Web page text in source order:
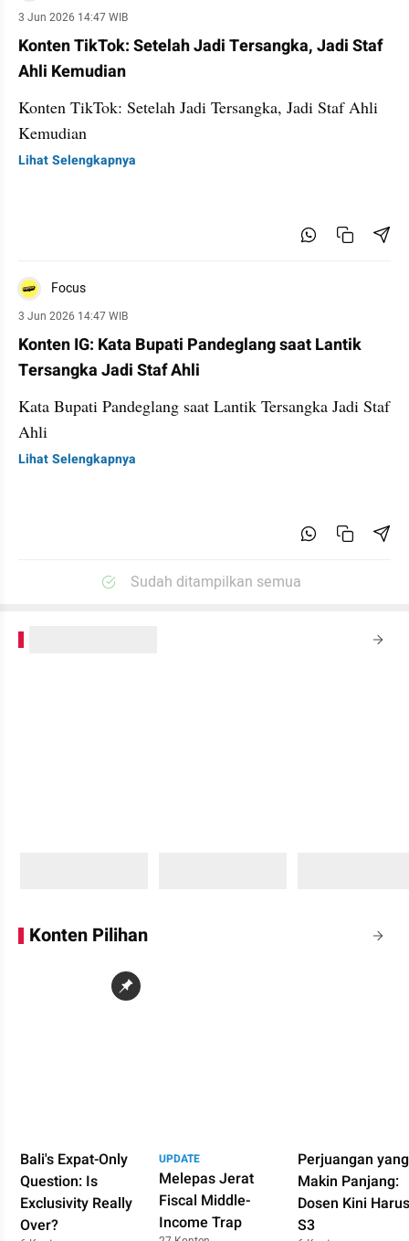
3 Jun 2026 14:47 WIB
Konten TikTok: Setelah Jadi Tersangka, Jadi Staf
Ahli Kemudian
Konten TikTok: Setelah Jadi Tersangka, Jadi Staf Ahli
Kemudian
Lihat Selengkapnya
Focus
3 Jun 2026 14:47 WIB
Konten IG: Kata Bupati Pandeglang saat Lantik
Tersangka Jadi Staf Ahli
Kata Bupati Pandeglang saat Lantik Tersangka Jadi Staf
Ahli
Lihat Selengkapnya
Sudah ditampilkan semua
Konten Pilihan
Bali's Expat-Only
Question: Is
Exclusivity Really
Over?
UPDATE
Melepas Jerat
Fiscal Middle-
Income Trap
Perjuangan yang
Makin Panjang:
Dosen Kini Harus
S3